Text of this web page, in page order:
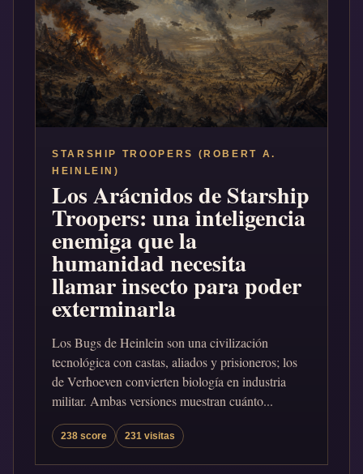
STARSHIP TROOPERS (ROBERT A.
HEINLEIN)
Los Arácnidos de Starship
Troopers: una inteligencia
enemiga que la
humanidad necesita
llamar insecto para poder
exterminarla
Los Bugs de Heinlein son una civilización
tecnológica con castas, aliados y prisioneros; los
de Verhoeven convierten biología en industria
militar. Ambas versiones muestran cuánto...
238 score 231 visitas